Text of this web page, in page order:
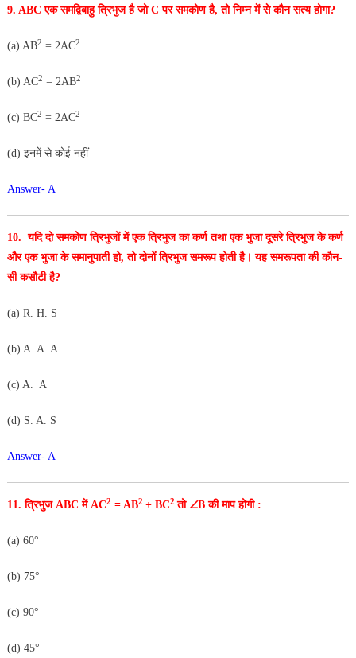
9. ABC एक समद्विबाहु त्रिभुज है जो C पर समकोण है, तो निम्नमें से कौन सत्य होगा?
(a) AB2 = 2AC2
(b) AC2 = 2AB2
(c) BC2 = 2AC2
(d) इनमें से कोई नहीं
Answer- A
10. यदि दो समकोण त्रिभुजों में एक त्रिभुज का कर्ण तथा एक भुजादूसरे त्रिभुज के कर्ण
और एक भुजा के समानुपाती हो, तो दोनों त्रिभुज समरूप होती है। यह समरूपता की कौन-
सी कसौटी है?
(a) R. H. S
(b) A A A
(c) A A
(d) S A S
Answer- A
11 . त्रिभुज ABCमें AC2 = AB2 + BC2तो ∠Bकीमापहोगी :
(a) 60°
(b) 75°
(c) 90°
(d) 45°